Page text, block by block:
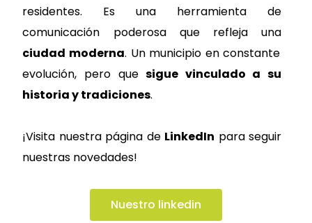
residentes. Es una herramienta de
comunicación poderosa que refleja una
ciudad moderna. Un municipio en constante
evolución, pero quesigue vinculado a su
historia y tradiciones.
¡Visita nuestra página de LinkedIn para seguir
nuestras novedades!
Nuestro linkedin